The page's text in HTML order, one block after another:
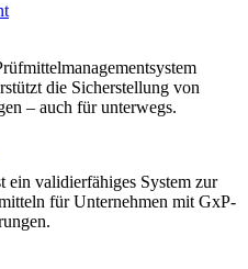
die Sicherstellung von
– auch für unterwegs.
validierfähiges System zur
für Unternehmen mit GxP-